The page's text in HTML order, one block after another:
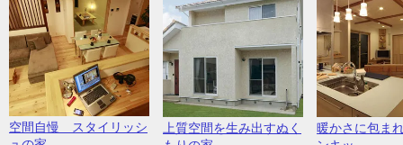
空間自慢 スタイリッシ
上質空間を生み出すぬく
暖かさに包ま